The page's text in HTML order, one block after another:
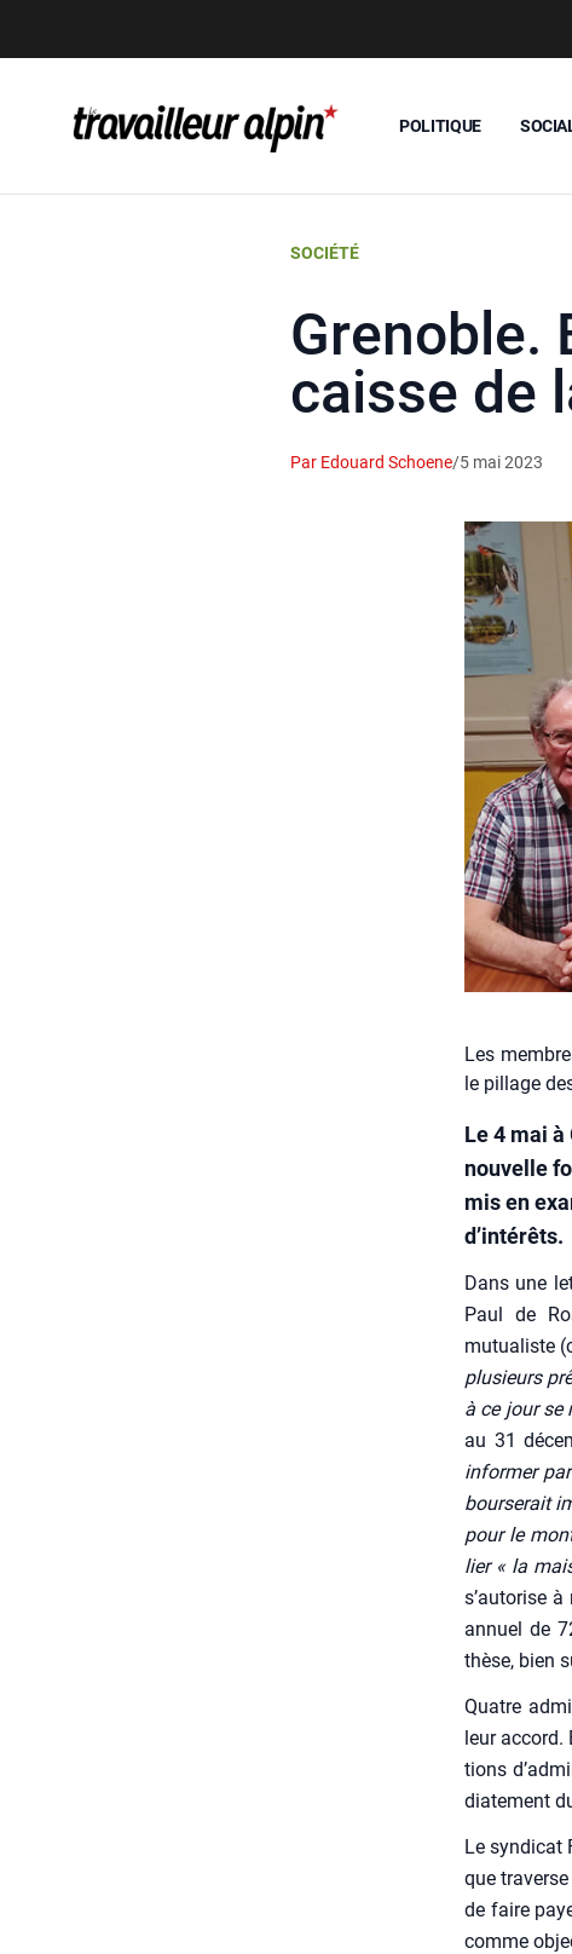
POLITIQUE
SOCIÉTÉ
Grenoble.
caisse de
Par Edouard Schoene/5 mai 2023
Les
le pillage
Le 4 mai
nouvelle
mis en
d’intérêts.
Dans une
Paul de
mutua­liste
plu­sieurs
à ce jour se
au 31
infor­mer
bour­se­rait
pour le
lier « la
s’autorise
annuel de
thèse, bien
Quatre
leur accord.
tions
dia­te­ment
Le syn­di­cat
que
de faire
comme